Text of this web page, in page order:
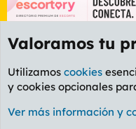
Etiquetas
Cookies
PL
Valoramos tu
Utilizamos cookies
y cookies opcionales
Ver más información y